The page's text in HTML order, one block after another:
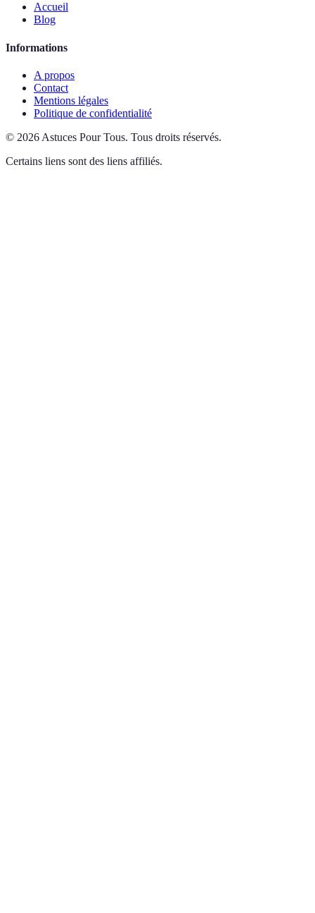
Accueil
Blog
Informations
A propos
Contact
Mentions légales
Politique de confidentialité
© 2026 Astuces Pour Tous. Tous droits réservés.
Certains liens sont des liens affiliés.